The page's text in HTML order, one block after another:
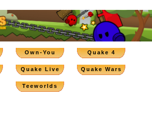
Own-You Quake 4
Quake Live Quake Wars
Teeworlds